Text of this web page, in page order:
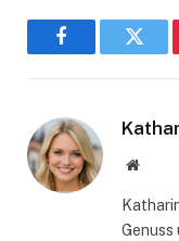
Facebook
Website
Genuss